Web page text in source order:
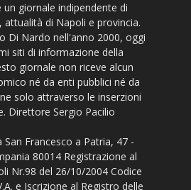
un giornale indipendente di
attualità di Napoli e provincia.
Di Nardo nell'anno 2000, oggi
siti di informazione della
giornale non riceve alcun
né da enti pubblici né da
solo attraverso le inserzioni
Direttore Sergio Pacilio
San Francesco a Patria, 47 -
80014 Registrazione al
Nr.98 del 26/10/2004 Codice
e Iscrizione al Registro delle